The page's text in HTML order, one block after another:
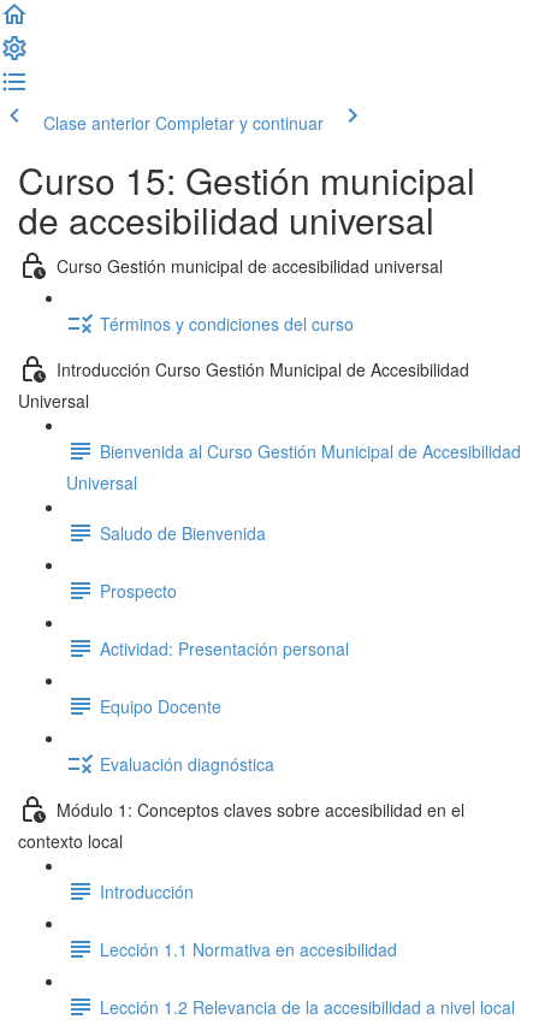
Clase anterior Completar y continuar
Curso 15: Gestión municipal
de accesibilidad universal
Curso Gestión municipal de accesibilidad universal
Términos y condiciones del curso
Introducción Curso Gestión Municipal de Accesibilidad
Universal
Bienvenida al Curso Gestión Municipal de Accesibilidad
Universal
Saludo de Bienvenida
Prospecto
Actividad: Presentación personal
Equipo Docente
Evaluación diagnóstica
Módulo 1: Conceptos claves sobre accesibilidad en el
contexto local
Introducción
Lección 1.1 Normativa en accesibilidad
Lección 1.2 Relevancia de la accesibilidad a nivel local